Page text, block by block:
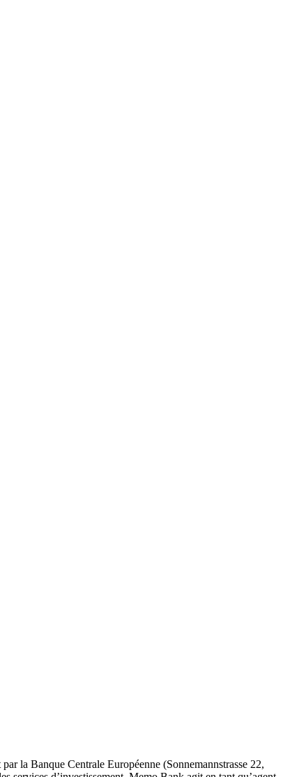
la Banque Centrale Européenne (Sonnemannstrasse 22,